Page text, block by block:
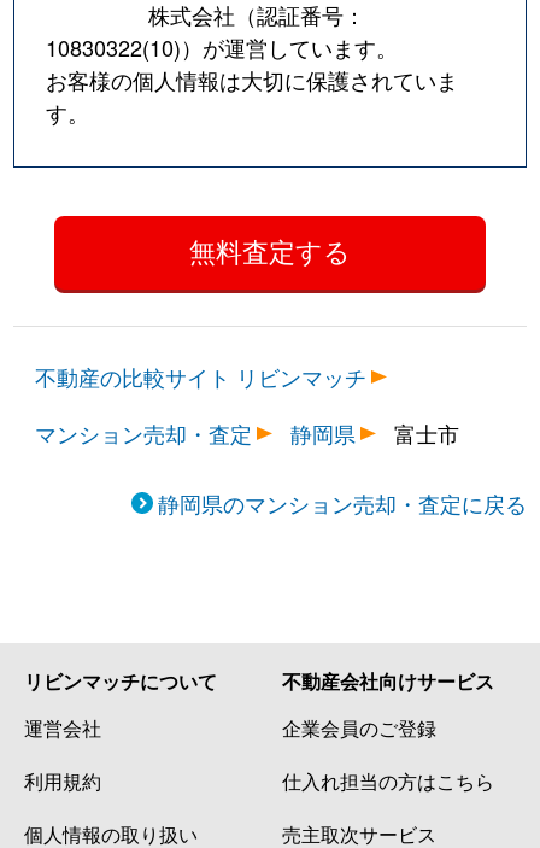
株式会社（認証番号：
10830322(10)）が運営しています。
お客様の個人情報は大切に保護されていま
す。
不動産の比較サイト リビンマッチ
マンション売却・査定
静岡県 富士市
静岡県のマンション売却・査定に戻る
リビンマッチについて
運営会社
利用規約
個人情報の取り扱い
不動産会社向けサービス
企業会員のご登録
仕入れ担当の方はこちら
売主取次サービス